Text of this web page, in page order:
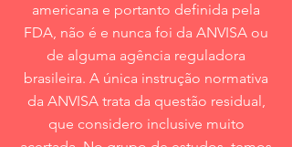
americana e portanto definida pela
FDA, não é e nunca foi da ANVISA ou
de alguma agência reguladora
brasileira. A única instrução normativa
da ANVISA trata da questão residual,
que considero inclusive muito